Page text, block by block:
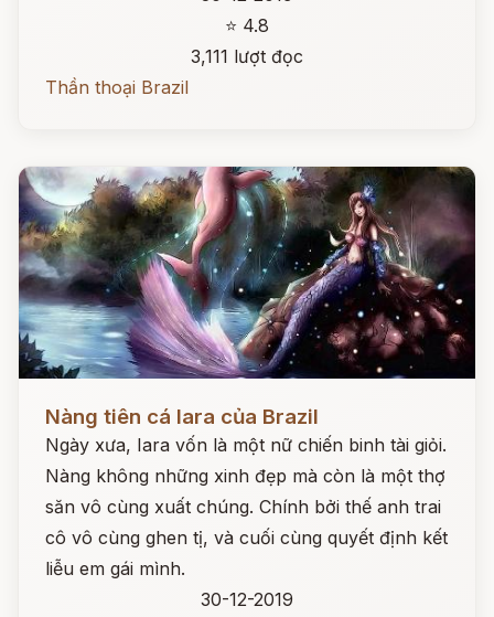
⭐ 4.8
3,111 lượt đọc
Thần thoại Brazil
Nàng tiên cá Iara của Brazil
Ngày xưa, Iara vốn là một nữ chiến binh tài giỏi.
Nàng không những xinh đẹp mà còn là một thợ
săn vô cùng xuất chúng. Chính bởi thế anh trai
cô vô cùng ghen tị, và cuối cùng quyết định kết
liễu em gái mình.
30-12-2019